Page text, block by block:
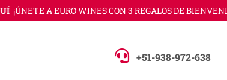
¡ÚNETE A EURO WINES CON 3 REGALOS DE
+51-938-972-638